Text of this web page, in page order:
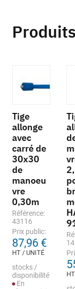
Tige
allonge
avec
carré de
30x30
de
manoeu
vre
0,30m
Référence:
43116
Prix public:
87,96 €
HT / UNITÉ
stocks /
disponibilité
En